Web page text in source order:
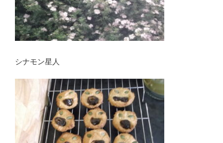
シナモン星人